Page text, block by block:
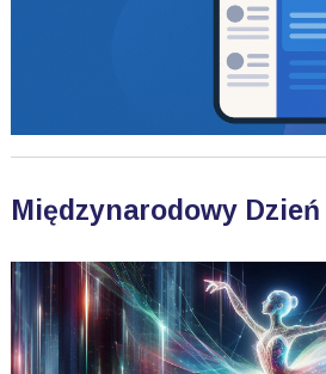
Międzynarodowy Dzień